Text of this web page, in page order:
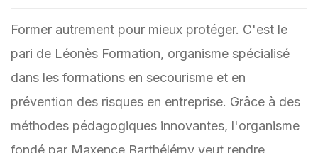
Former autrement pour mieux protéger. C'est le
pari de Léonès Formation, organisme spécialisé
dans les formations en secourisme et en
prévention des risques en entreprise. Grâce à des
méthodes pédagogiques innovantes, l'organisme
fondé par Maxence Barthélémy veut rendre